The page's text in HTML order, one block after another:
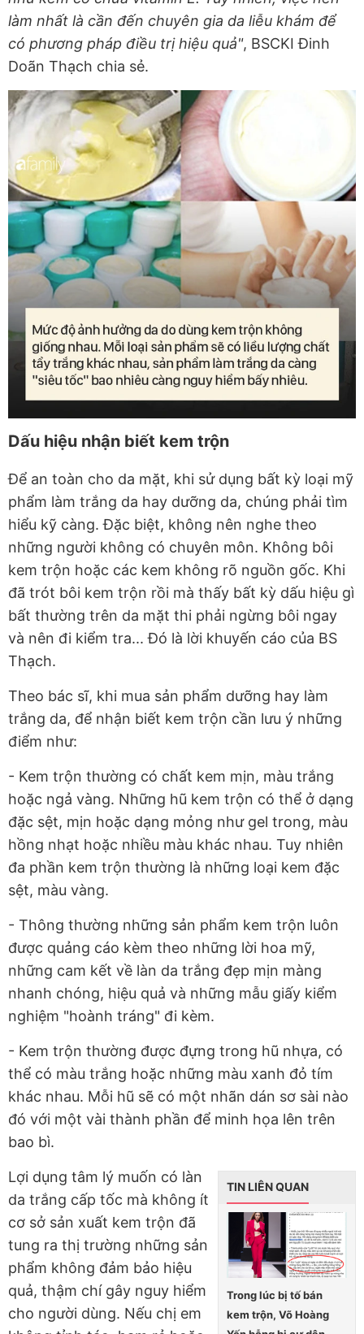
làm nhất là cần đến chuyên gia da liễu khám để
có phương pháp điều trị hiệu quả", BSCKI Đinh
Doãn Thạch chia sẻ.
Dấu hiệu nhận biết kem trộn
Để an toàn cho da mặt, khi sử dụng bất kỳ loại mỹ
phẩm làm trắng da hay dưỡng da, chúng phải tìm
hiểu kỹ càng. Đặc biệt, không nên nghe theo
những người không có chuyên môn. Không bôi
kem trộn hoặc các kem không rõ nguồn gốc. Khi
đã trót bôi kem trộn rồi mà thấy bất kỳ dấu hiệu gì
bất thường trên da mặt thi phải ngừng bôi ngay
và nên đi kiểm tra... Đó là lời khuyến cáo của BS
Thạch.
Theo bác sĩ, khi mua sản phẩm dưỡng hay làm
trắng da, để nhận biết kem trộn cần lưu ý những
điểm như:
- Kem trộn thường có chất kem mịn, màu trắng
hoặc ngả vàng. Những hũ kem trộn có thể ở dạng
đặc sệt, mịn hoặc dạng mỏng như gel trong, màu
hồng nhạt hoặc nhiều màu khác nhau. Tuy nhiên
đa phần kem trộn thường là những loại kem đặc
sệt, màu vàng.
- Thông thường những sản phẩm kem trộn luôn
được quảng cáo kèm theo những lời hoa mỹ,
những cam kết về làn da trắng đẹp mịn màng
nhanh chóng, hiệu quả và những mẫu giấy kiểm
nghiệm "hoành tráng" đi kèm.
- Kem trộn thường được đựng trong hũ nhựa, có
thể có màu trắng hoặc những màu xanh đỏ tím
khác nhau. Mỗi hũ sẽ có một nhãn dán sơ sài nào
đó với một vài thành phần để minh họa lên trên
bao bì.
TIN LIÊN QUAN
Trong lúc bị tố bán
kem trộn, Võ Hoàng
Lợi dụng tâm lý muốn có làn
da trắng cấp tốc mà không ít
cơ sở sản xuất kem trộn đã
tung ra thị trường những sản
phẩm không đảm bảo hiệu
quả, thậm chí gây nguy hiểm
cho người dùng. Nếu chị em